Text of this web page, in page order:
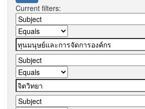
Current filters: